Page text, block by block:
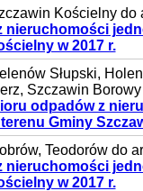
Kościelny do
nieruchomości
w 2017 r.
Słupski,
Szczawin
odpadów z
Gminy
Teodorów do
nieruchomości
w 2017 r.